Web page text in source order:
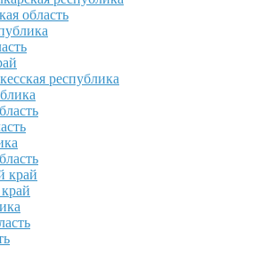
область
республика
край